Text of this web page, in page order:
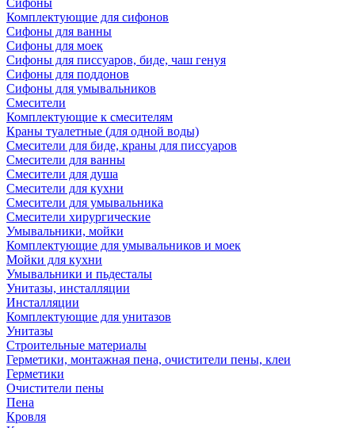
Сифоны
Комплектующие для сифонов
Сифоны для ванны
Сифоны для моек
Сифоны для писсуаров, биде, чаш генуя
Сифоны для поддонов
Сифоны для умывальников
Смесители
Комплектующие к смесителям
Краны туалетные (для одной воды)
Смесители для биде, краны для писсуаров
Смесители для ванны
Смесители для душа
Смесители для кухни
Смесители для умывальника
Смесители хирургические
Умывальники, мойки
Комплектующие для умывальников и моек
Мойки для кухни
Умывальники и пьдесталы
Унитазы, инсталляции
Инсталляции
Комплектующие для унитазов
Унитазы
Строительные материалы
Герметики, монтажная пена, очистители пены, клеи
Герметики
Очистители пены
Пена
Кровля